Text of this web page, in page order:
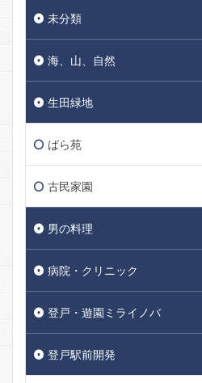
未分類
海、山、自然
生田緑地
ばら苑
古民家園
男の料理
病院・クリニック
登戸・遊園ミライノバ
登戸駅前開発